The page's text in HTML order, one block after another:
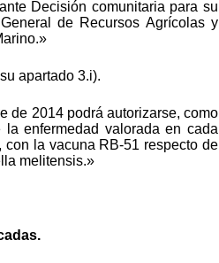
Decisión comunitaria para su
de Recursos Agrícolas y
apartado 3.i).
de 2014 podrá autorizarse, como
enfermedad valorada en cada
la vacuna RB-51 respecto de
melitensis.»